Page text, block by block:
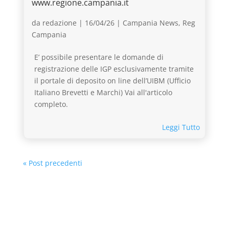
www.regione.campania.it
da redazione | 16/04/26| Campania News, Reg
Campania
E’ possibile presentare le domande di
registrazione delle IGP esclusivamente tramite
il portale di deposito on line dell’UIBM (Ufficio
Italiano Brevetti e Marchi) Vai all'articolo
completo.
Leggi Tutto
« Post precedenti